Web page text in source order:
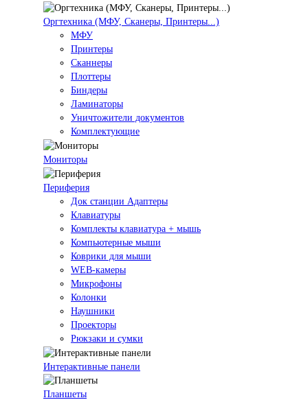
Оргтехника (МФУ, Сканеры, Принтеры...)
МФУ
Принтеры
Сканнеры
Плоттеры
Биндеры
Ламинаторы
Уничтожители документов
Комплектующие
Мониторы
Периферия
Док станции Адаптеры
Клавиатуры
Комплекты клавиатура + мышь
Компьютерные мыши
Коврики для мыши
WEB-камеры
Микрофоны
Колонки
Наушники
Проекторы
Рюкзаки и сумки
Интерактивные панели
Планшеты